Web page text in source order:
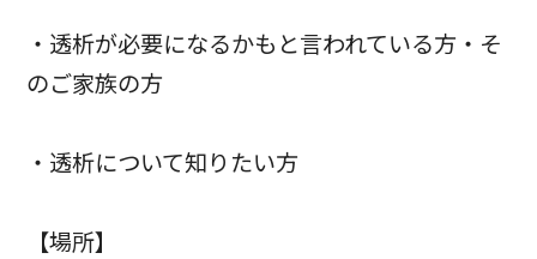
・透析が必要になるかもと言われている方・そ
のご家族の方
・透析について知りたい方
【場所】